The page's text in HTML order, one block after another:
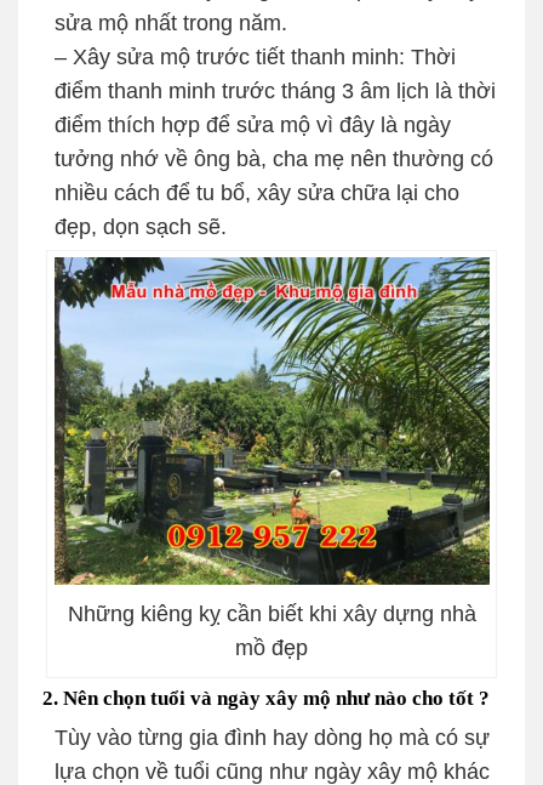
sửa mộ nhất trong năm.
– Xây sửa mộ trước tiết thanh minh: Thời
điểm thanh minh trước tháng 3 âm lịch là thời
điểm thích hợp để sửa mộ vì đây là ngày
tưởng nhớ về ông bà, cha mẹ nên thường có
nhiều cách để tu bổ, xây sửa chữa lại cho
đẹp, dọn sạch sẽ.
Những kiêng kỵ cần biết khi xây dựng nhà
mồ đẹp
2. Nên chọn tuổi và ngày xây mộ như nào cho tốt ?
Tùy vào từng gia đình hay dòng họ mà có sự
lựa chọn về tuổi cũng như ngày xây mộ khác